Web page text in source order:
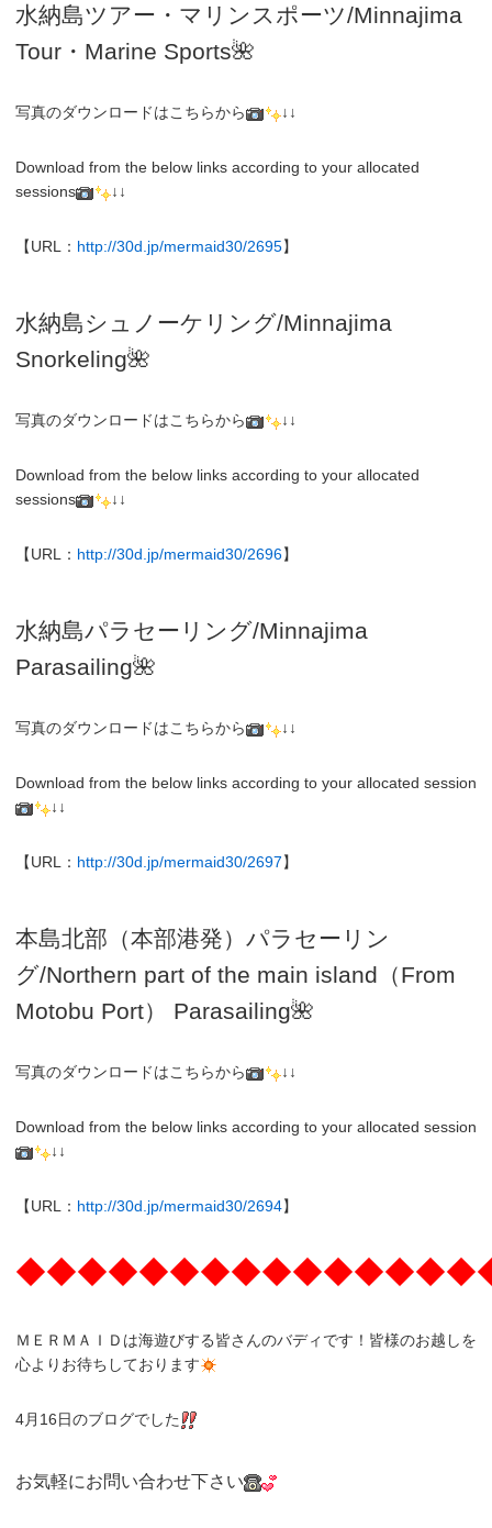
水納島ツアー・マリンスポーツ/Minnajima
Tour・Marine Sports🌺
写真のダウンロードはこちらから ↓↓
Download from the below links according to your allocated
sessions
↓↓
【URL： http://30d.jp/mermaid30/2695】
水納島シュノーケリング/Minnajima
Snorkeling🌺
写真のダウンロードはこちらから ↓↓
Download from the below links according to your allocated
sessions
↓↓
【URL： http://30d.jp/mermaid30/2696】
水納島パラセーリング/Minnajima
Parasailing🌺
写真のダウンロードはこちらから ↓↓
Download from the below links according to your allocated session
↓↓
【URL： http://30d.jp/mermaid30/2697】
本島北部（本部港発）パラセーリン
グ/Northern part of the main island（From
Motobu Port）
Parasailing🌺
写真のダウンロードはこちらから ↓↓
Download from the below links according to your allocated session
↓↓
【URL： http://30d.jp/mermaid30/2694】
ＭＥＲＭＡＩＤは海遊びする皆さんのバディです！皆様のお越しを
心よりお待ちしております
4月16日のブログでした
お気軽にお問い合わせ下さい